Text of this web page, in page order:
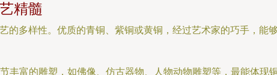
精髓
的多样性。优质的青铜、紫铜或黄铜，经过艺术家的巧手，能
丰富的雕塑，如佛像、仿古器物、人物动物雕塑等，最能体现